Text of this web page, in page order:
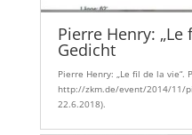
Pierre Henry: „Le
Gedicht
Pierre Henry: „Le fil de la vie“.
http://zkm.de/event/2014/11/
22.6.2018).